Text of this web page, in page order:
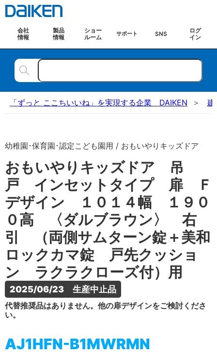
会社
情報
製品
情報
ショー
ルーム
サポート SNS
ログ
イン
「ずっと ここちいいね」を実現する企業 DAIKEN 建
幼稚園･保育園･認定こども園用 / おもいやりキッズドア
おもいやりキッズドア 吊
戸 インセットタイプ 扉 Ｆ
デザイン １０１４幅 １９０
０高 〈ダルブラウン〉 右
引 （両側サムターン錠＋美和
ロックカマ錠 戸先クッショ
ン ラクラクローズ付）用
2025/06/23　生産中止品
代替推奨品はありません。他の扉デザインをご検討くださ
い。
AJ1HFN-B1MWRMN